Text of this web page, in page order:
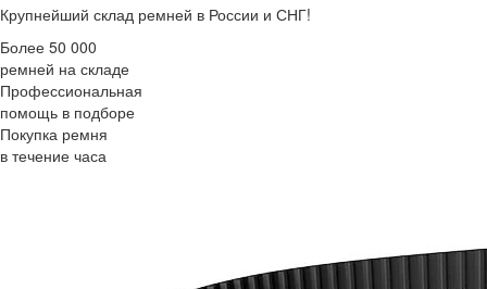
Крупнейший склад ремней в России и СНГ!
Более 50 000
ремней на складе
Профессиональная
помощь в подборе
Покупка ремня
в течение часа